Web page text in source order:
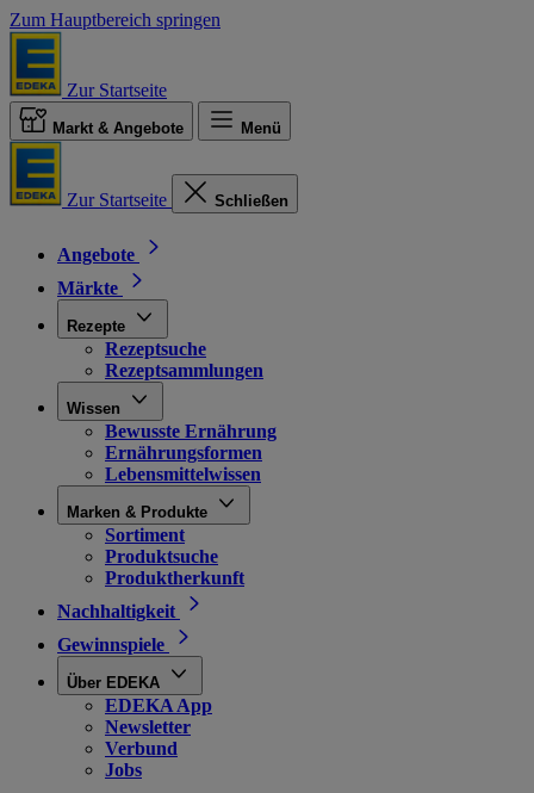
Zum Hauptbereich springen
Zur Startseite
Markt & Angebote Menü
Zur Startseite Schließen
Angebote
Märkte
Rezepte
Rezeptsuche
Rezeptsammlungen
Wissen
Bewusste Ernährung
Ernährungsformen
Lebensmittelwissen
Marken & Produkte
Sortiment
Produktsuche
Produktherkunft
Nachhaltigkeit
Gewinnspiele
Über EDEKA
EDEKA App
Newsletter
Verbund
Jobs